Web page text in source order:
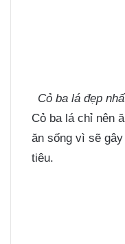
Cỏ ba lá đẹp
Cỏ ba lá chỉ nên
ăn sống vì sẽ
tiêu.